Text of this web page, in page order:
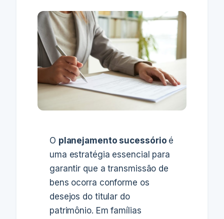
O planejamento sucessório é
uma estratégia essencial para
garantir que a transmissão de
bens ocorra conforme os
desejos do titular do
patrimônio. Em famílias